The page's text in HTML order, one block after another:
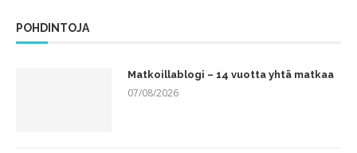
POHDINTOJA
Matkoillablogi – 14 vuotta yhtä matkaa
07/08/2026